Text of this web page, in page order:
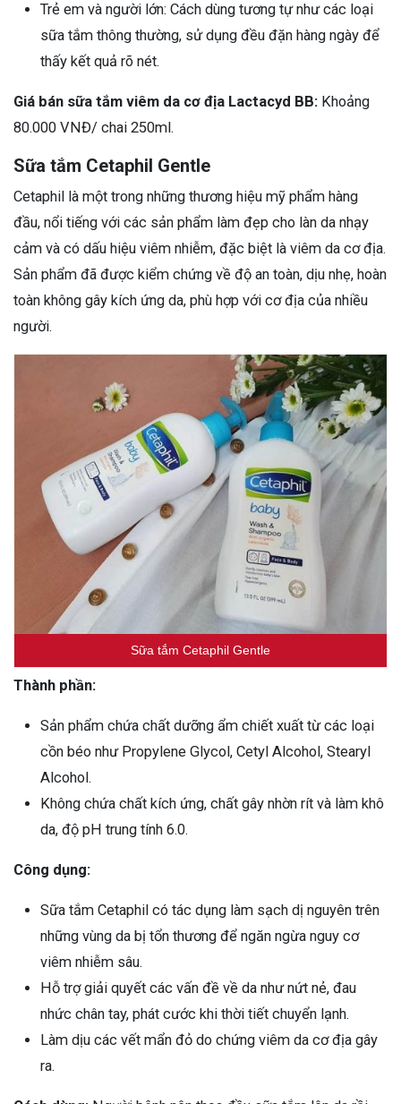
Trẻ em và người lớn: Cách dùng tương tự như các loại
sữa tắm thông thường, sử dụng đều đặn hàng ngày để
thấy kết quả rõ nét.
Giá bán sữa tắm viêm da cơ địa Lactacyd BB: Khoảng
80.000 VNĐ/ chai 250ml.
Sữa tắm Cetaphil Gentle
Cetaphil là một trong những thương hiệu mỹ phẩm hàng
đầu, nổi tiếng với các sản phẩm làm đẹp cho làn da nhạy
cảm và có dấu hiệu viêm nhiễm, đặc biệt là viêm da cơ địa.
Sản phẩm đã được kiểm chứng về độ an toàn, dịu nhẹ, hoàn
toàn không gây kích ứng da, phù hợp với cơ địa của nhiều
người.
Sữa tắm Cetaphil Gentle
Thành phần:
Sản phẩm chứa chất dưỡng ẩm chiết xuất từ các loại
cồn béo như Propylene Glycol, Cetyl Alcohol, Stearyl
Alcohol.
Không chứa chất kích ứng, chất gây nhờn rít và làm khô
da, độ pH trung tính 6.0.
Công dụng:
Sữa tắm Cetaphil có tác dụng làm sạch dị nguyên trên
những vùng da bị tổn thương để ngăn ngừa nguy cơ
viêm nhiễm sâu.
Hỗ trợ giải quyết các vấn đề về da như nứt nẻ, đau
nhức chân tay, phát cước khi thời tiết chuyển lạnh.
Làm dịu các vết mẩn đỏ do chứng viêm da cơ địa gây
ra.